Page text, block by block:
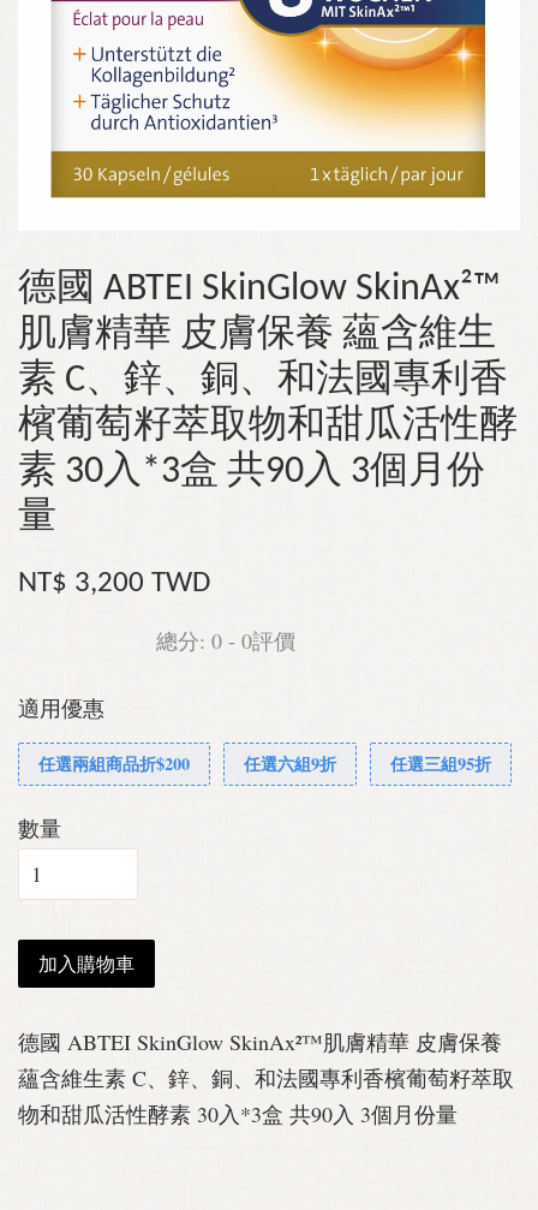
德國 ABTEI SkinGlow SkinAx²™
肌膚精華 皮膚保養 蘊含維生
素 C、鋅、銅、和法國專利香
檳葡萄籽萃取物和甜瓜活性酵
素 30入*3盒 共90入 3個月份
量
NT$ 3,200 TWD
總分: 0 - 0評價
適用優惠
任選兩組商品折$200 任選六組9折 任選三組95折
數量
加入購物車
德國 ABTEI SkinGlow SkinAx²™肌膚精華 皮膚保養
蘊含維生素 C、鋅、銅、和法國專利香檳葡萄籽萃取
物和甜瓜活性酵素 30入*3盒 共90入 3個月份量